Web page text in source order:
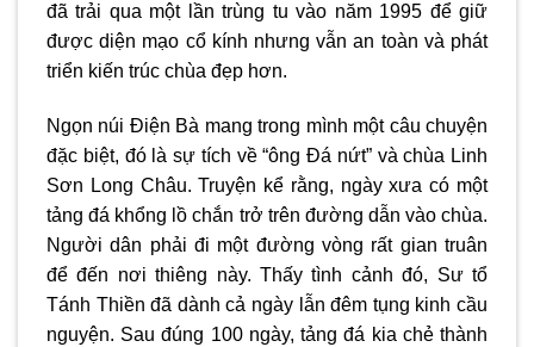
đã trải qua một lần trùng tu vào năm 1995 để giữ
được diện mạo cổ kính nhưng vẫn an toàn và phát
triển kiến trúc chùa đẹp hơn.
Ngọn núi Điện Bà mang trong mình một câu chuyện
đặc biệt, đó là sự tích về “ông Đá nứt” và chùa Linh
Sơn Long Châu. Truyện kể rằng, ngày xưa có một
tảng đá khổng lồ chắn trở trên đường dẫn vào chùa.
Người dân phải đi một đường vòng rất gian truân
để đến nơi thiêng này. Thấy tình cảnh đó, Sư tổ
Tánh Thiền đã dành cả ngày lẫn đêm tụng kinh cầu
nguyện. Sau đúng 100 ngày, tảng đá kia chẻ thành